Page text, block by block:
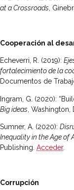
at a Crossroads ,
Cooperación al
Echeverri, R. (2019):
fortalecimiento de la
Documentos de
Ingram, G. (2020):
Big ideas , Washington,
Sumner, A. (2020):
Inequality in the Age of
Publishing. Acceder.
Corrupción